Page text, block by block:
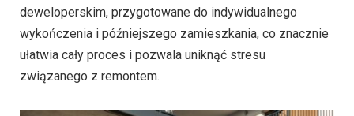
deweloperskim, przygotowane do indywidualnego
wykończenia i późniejszego zamieszkania, co znacznie
ułatwia cały proces i pozwala uniknąć stresu
związanego z remontem.